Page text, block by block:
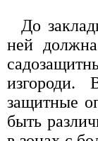
До
ней
изгороди.
защитные
быть